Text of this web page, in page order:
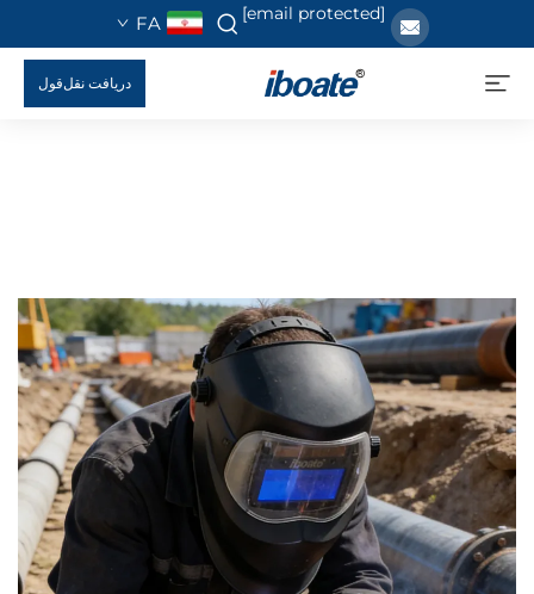
[email protected]
FA
دریافت نقل‌قول